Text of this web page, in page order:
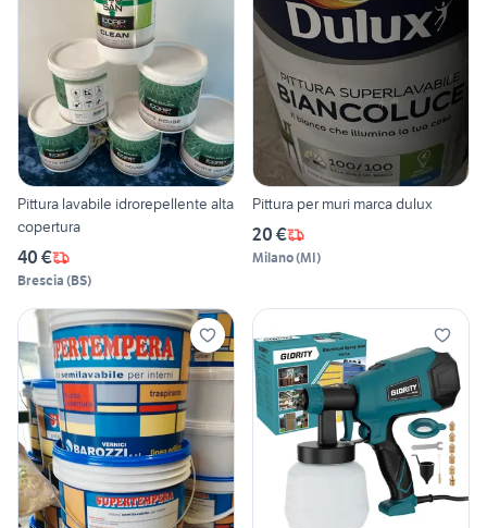
Pittura lavabile idrorepellente alta
copertura
40 €
Brescia (BS)
Pittura per muri marca dulux
20 €
Milano(MI)